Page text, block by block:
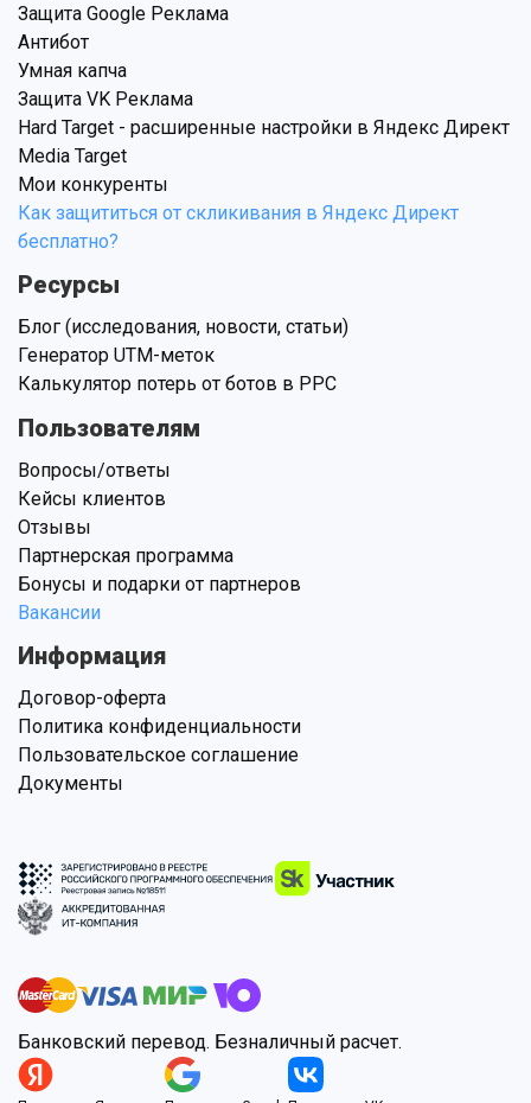
Защита Google Реклама
Антибот
Умная капча
Защита VK Реклама
Hard Target - расширенные настройки в Яндекс Директ
Media Target
Мои конкуренты
Как защититься от скликивания в Яндекс Директ
бесплатно?
Ресурсы
Блог (исследования, новости, статьи)
Генератор UTM-меток
Калькулятор потерь от ботов в PPC
Пользователям
Вопросы/ответы
Кейсы клиентов
Отзывы
Партнерская программа
Бонусы и подарки от партнеров
Вакансии
Информация
Договор-оферта
Политика конфиденциальности
Пользовательское соглашение
Документы
Банковский перевод. Безналичный расчет.